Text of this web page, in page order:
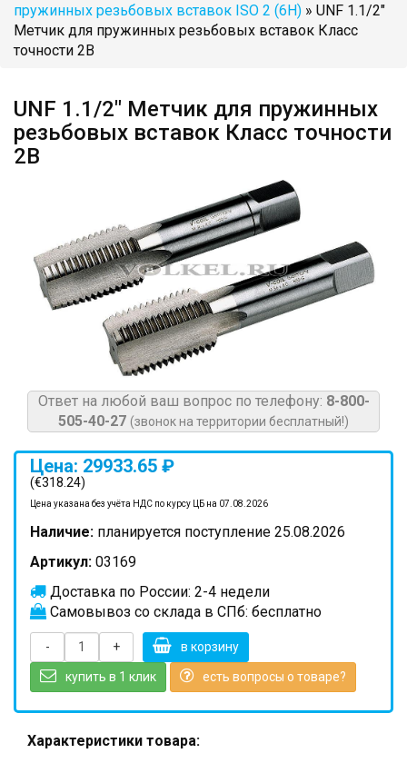
пружинных резьбовых вставок ISO 2 (6H) » UNF 1.1/2"
Метчик для пружинных резьбовых вставок Класс
точности 2B
UNF 1.1/2" Метчик для пружинных
резьбовых вставок Класс точности
2B
Ответ на любой ваш вопрос по телефону: 8-800-
505-40-27 (звонок на территории бесплатный!)
Цена: 29933.65 ₽
(€318.24)
Цена указана без учёта НДС по курсу ЦБ на 07.08.2026
Наличие: планируется поступление 25.08.2026
Артикул: 03169
Доставка по России: 2-4 недели
Самовывоз со склада в СПб: бесплатно
- + в корзину
купить в 1 клик есть вопросы о товаре?
Характеристики товара: